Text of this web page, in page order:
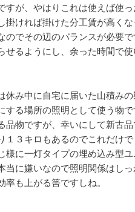
すが、やはりこれは使えば使
掛ければ掛けた分工賃が高く
のでその辺のバランスが必要
せるようにし、余った時間で
休み中に自宅に届いた山積み
する場所の照明として使う物
品物ですが、幸いにして新古
１３キロもあるのでこれだけ
様に一灯タイプの埋め込み型
当に嫌いなので照明関係はし
率も上がる筈ですしね。